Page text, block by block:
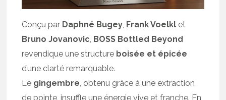
Conçu par Daphné Bugey, Frank Voelkl et
Bruno Jovanovic, BOSS Bottled Beyond
revendique une structure boisée et épicée
d’une clarté remarquable.
Le gingembre, obtenu grâce à une extraction
de pointe, insuffle une énergie vive et franche. En